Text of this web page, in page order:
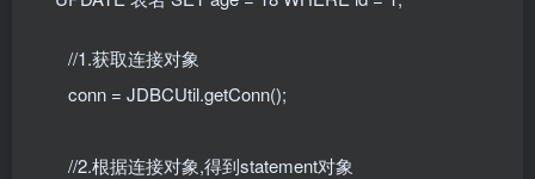
//1.获取连接对象
conn = JDBCUtil.getConn();
//2.根据连接对象,得到statement对象